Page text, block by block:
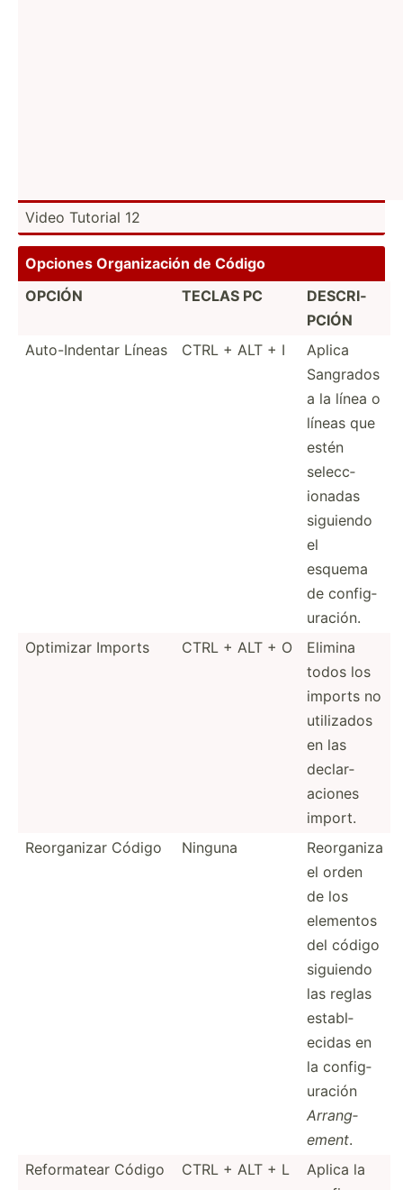
Video Tutorial 12
Opciones Organi­zación de Código
OPCIÓN
TECLAS PC
DESCRI­
PCIÓN
Auto-Indentar Líneas
CTRL + ALT + I
Aplica
Sangrados
a la línea o
líneas que
estén
selecc­
ionadas
siguiendo
el
esquema
de config­
ura­ción.
Optimizar Imports
CTRL + ALT + O
Elimina
todos los
imports no
utilizados
en las
declar­
aciones
import.
Reorga­nizar Código
Ninguna
Reorganiza
el orden
de los
elementos
del código
siguiendo
las reglas
establ­
ecidas en
la config­
uración
Arrang­
ement.
Reform­atear Código
CTRL + ALT + L
Aplica la